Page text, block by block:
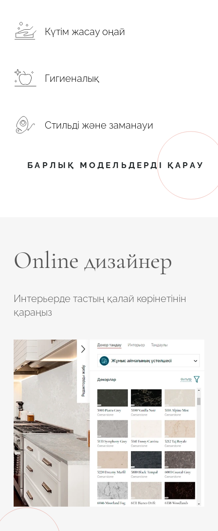
Күтім жасау оңай
Гигиеналық
Стильді және заманауи
БАРЛЫҚ МОДЕЛЬДЕРДІ ҚАРАУ
Online дизайнер
Интерьерде тастың қалай көрінетінін
қараңыз